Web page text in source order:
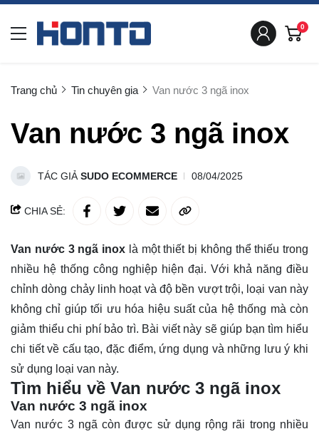
0
Trang chủ Tin chuyên gia Van nước 3 ngã inox
Van nước 3 ngã inox
TÁC GIẢ SUDO ECOMMERCE 08/04/2025
CHIA SẺ:
Van nước 3 ngã inox là một thiết bị không thể thiếu trong
nhiều hệ thống công nghiệp hiện đại. Với khả năng điều
chỉnh dòng chảy linh hoạt và độ bền vượt trội, loại van này
không chỉ giúp tối ưu hóa hiệu suất của hệ thống mà còn
giảm thiểu chi phí bảo trì. Bài viết này sẽ giúp bạn tìm hiểu
chi tiết về cấu tạo, đặc điểm, ứng dụng và những lưu ý khi
sử dụng loại van này.
Tìm hiểu về Van nước 3 ngã inox
Van nước 3 ngã inox
Van nước 3 ngã còn được sử dụng rộng rãi trong nhiều